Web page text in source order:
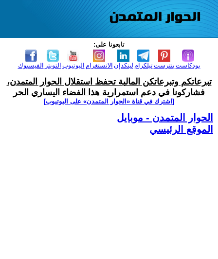
تابعونا على:
الفيسبوك التويتر اليوتيوب الانستغرام لينكدإن تيلكرامبنترست بودكاست
تبرعاتكم وتبرعاتكن المالية تحفظ استقلال الحوار المتمدن،
فشاركونا في دعم استمرارية هذا الفضاء اليساري الحر
[اشترك في قناة ‫«الحوار المتمدن» على اليوتيوب]
الحوار المتمدن - موبايل
الموقع الرئيسي